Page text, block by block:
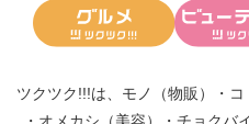
ツクツク!!!は、 モノ（物販） ・ コ
・ オメカシ（美容） ・ チョクバ